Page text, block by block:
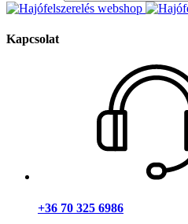
Kapcsolat
+36 70 325 6986